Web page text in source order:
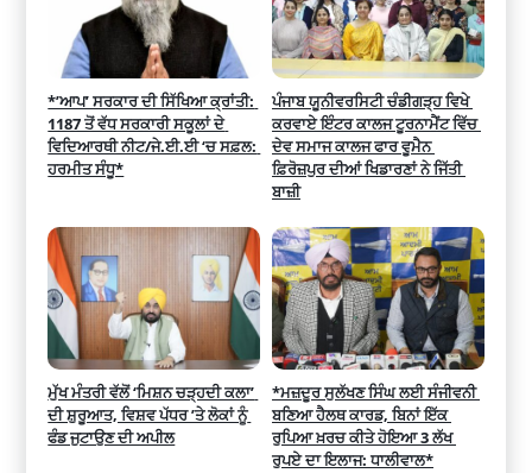
*’ਆਪ’ ਸਰਕਾਰ ਦੀ ਸਿੱਖਿਆ ਕ੍ਰਾਂਤੀ:
1187 ਤੋਂ ਵੱਧ ਸਰਕਾਰੀ ਸਕੂਲਾਂ ਦੇ
ਵਿਦਿਆਰਥੀ ਨੀਟ/ਜੇ.ਈ.ਈ ‘ਚ ਸਫ਼ਲ:
ਹਰਮੀਤ ਸੰਧੂ*
ਪੰਜਾਬ ਯੂਨੀਵਰਸਿਟੀ ਚੰਡੀਗੜ੍ਹ ਵਿਖੇ
ਕਰਵਾਏ ਇੰਟਰ ਕਾਲਜ ਟੂਰਨਾਮੈਂਟ ਵਿੱਚ
ਦੇਵ ਸਮਾਜ ਕਾਲਜ ਫਾਰ ਵੂਮੈਨ
ਫ਼ਿਰੋਜ਼ਪੁਰ ਦੀਆਂ ਖਿਡਾਰਣਾਂ ਨੇ ਜਿੱਤੀ
ਬਾਜ਼ੀ
ਮੁੱਖ ਮੰਤਰੀ ਵੱਲੋਂ ‘ਮਿਸ਼ਨ ਚੜ੍ਹਦੀ ਕਲਾ’
ਦੀ ਸ਼ੁਰੂਆਤ, ਵਿਸ਼ਵ ਪੱਧਰ ’ਤੇ ਲੋਕਾਂ ਨੂੰ
ਫੰਡ ਜੁਟਾਉਣ ਦੀ ਅਪੀਲ
*ਮਜ਼ਦੂਰ ਸੁਲੱਖਣ ਸਿੰਘ ਲਈ ਸੰਜੀਵਨੀ
ਬਣਿਆ ਹੈਲਥ ਕਾਰਡ, ਬਿਨਾਂ ਇੱਕ
ਰੁਪਿਆ ਖ਼ਰਚ ਕੀਤੇ ਹੋਇਆ 3 ਲੱਖ
ਰੁਪਏ ਦਾ ਇਲਾਜ: ਧਾਲੀਵਾਲ*